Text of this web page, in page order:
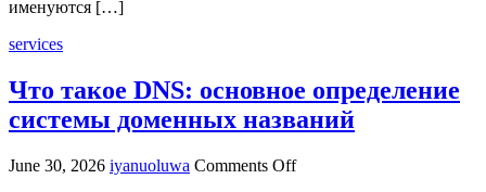
именуются […]
services
Что такое DNS: основное определение
системы доменных названий
June 30, 2026 iyanuoluwa Comments Offon